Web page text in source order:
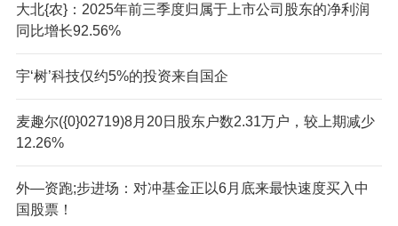
大北{农}：2025年前三季度归属于上市公司股东的净利润
同比增长92.56%
宇‘树’科技仅约5%的投资来自国企
麦趣尔({0}02719)8月20日股东户数2.31万户，较上期减少
12.26%
外—资跑;步进场：对冲基金正以6月底来最快速度买入中
国股票！